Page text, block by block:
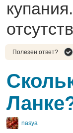
Полезен ответ?
nasya